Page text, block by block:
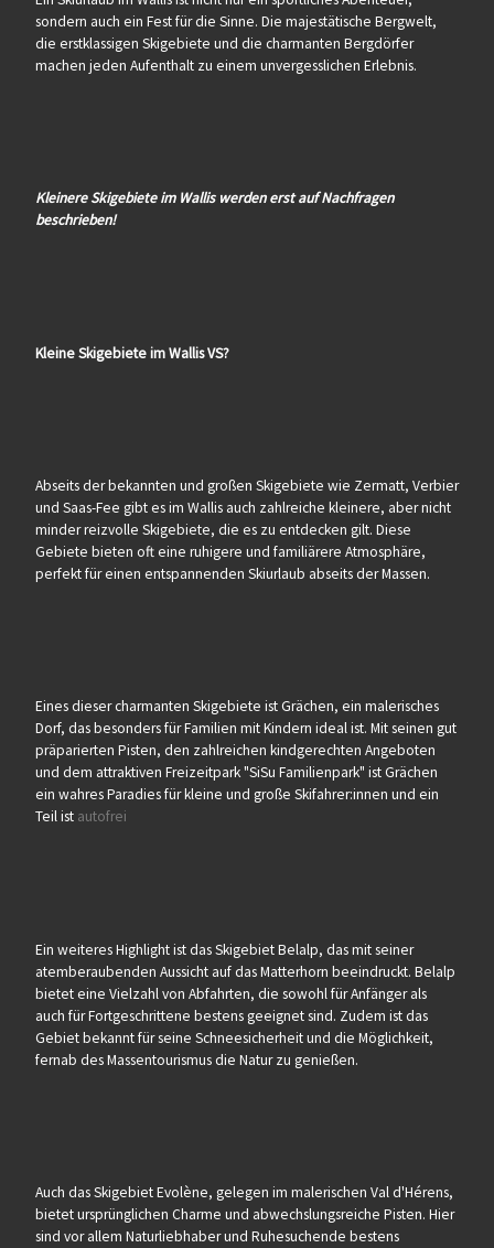
sondern auch ein Fest für die Sinne. Die majestätische Bergwelt,
die erstklassigen Skigebiete und die charmanten Bergdörfer
machen jeden Aufenthalt zu einem unvergesslichen Erlebnis.
Kleinere Skigebiete im Wallis werden erst auf Nachfragen
beschrieben!
Kleine Skigebiete im Wallis VS?
Abseits der bekannten und großen Skigebiete wie Zermatt, Verbier
und Saas-Fee gibt es im Wallis auch zahlreiche kleinere, aber nicht
minder reizvolle Skigebiete, die es zu entdecken gilt. Diese
Gebiete bieten oft eine ruhigere und familiärere Atmosphäre,
perfekt für einen entspannenden Skiurlaub abseits der Massen.
Eines dieser charmanten Skigebiete ist Grächen, ein malerisches
Dorf, das besonders für Familien mit Kindern ideal ist. Mit seinen gut
präparierten Pisten, den zahlreichen kindgerechten Angeboten
und dem attraktiven Freizeitpark "SiSu Familienpark" ist Grächen
ein wahres Paradies für kleine und große Skifahrer:innen und ein
Teil ist autofrei
Ein weiteres Highlight ist das Skigebiet Belalp, das mit seiner
atemberaubenden Aussicht auf das Matterhorn beeindruckt. Belalp
bietet eine Vielzahl von Abfahrten, die sowohl für Anfänger als
auch für Fortgeschrittene bestens geeignet sind. Zudem ist das
Gebiet bekannt für seine Schneesicherheit und die Möglichkeit,
fernab des Massentourismus die Natur zu genießen.
Auch das Skigebiet Evolène, gelegen im malerischen Val d'Hérens,
bietet ursprünglichen Charme und abwechslungsreiche Pisten. Hier
sind vor allem Naturliebhaber und Ruhesuchende bestens